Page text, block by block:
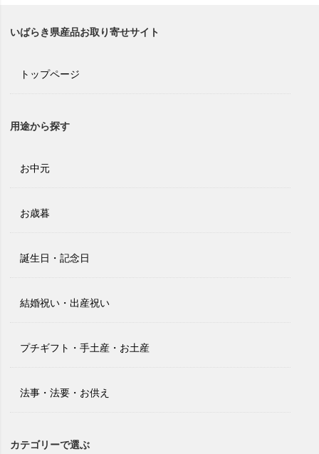
いばらき県産品お取り寄せサイト
トップページ
用途から探す
お中元
お歳暮
誕生日・記念日
結婚祝い・出産祝い
プチギフト・手土産・お土産
法事・法要・お供え
カテゴリーで選ぶ